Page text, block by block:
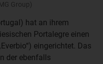
Group)
hat an ihrem
Portalegre einen
eingerichtet. Das
der ebenfalls